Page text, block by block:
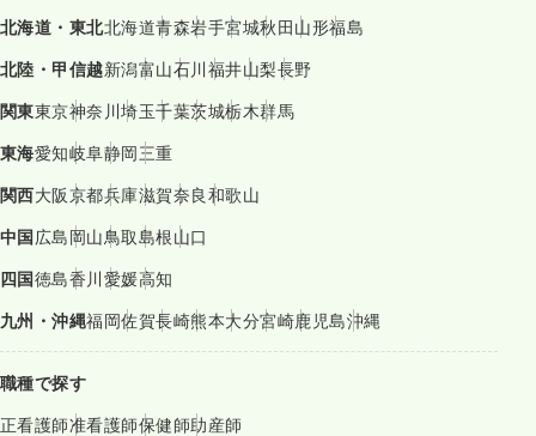
北海道・東北北海道青森岩手宮城秋田山形福島
北陸・甲信越新潟富山石川福井山梨長野
関東東京神奈川埼玉千葉茨城栃木群馬
東海愛知岐阜静岡三重
関西大阪京都兵庫滋賀奈良和歌山
中国広島岡山鳥取島根山口
四国徳島香川愛媛高知
九州・沖縄福岡佐賀長崎熊本大分宮崎鹿児島沖縄
職種で探す
正看護師准看護師保健師助産師